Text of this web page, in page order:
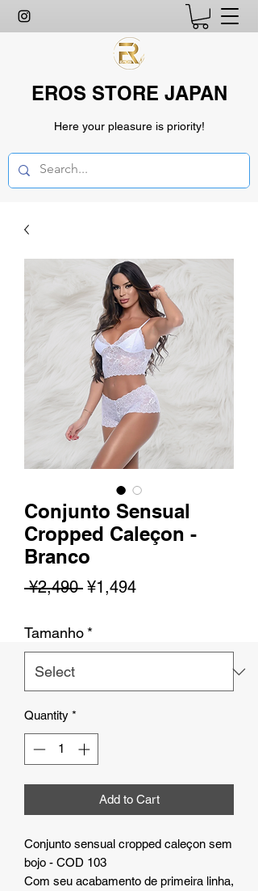
EROS STORE JAPAN
Here your pleasure is priority!
Conjunto Sensual
Cropped Caleçon -
Branco
¥2,490 Regular
¥1,494Sale
Tamanho *
Quantity *
Add to Cart
Conjunto sensual cropped caleçon sem
bojo - COD 103
Com seu acabamento de primeira linha,